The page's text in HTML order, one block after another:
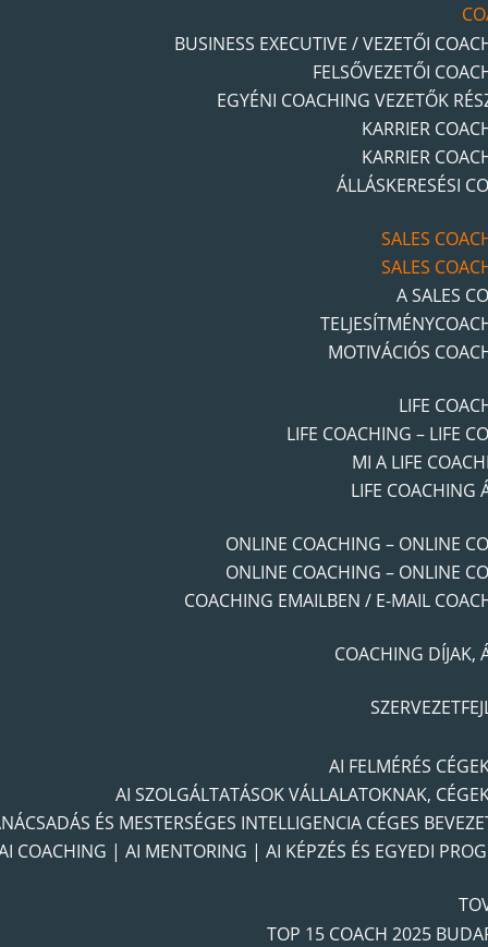
BUSINESS EXECUTIVE / VEZETŐI
FELSŐVEZETŐI
EGYÉNI COACHING VEZETŐK
KARRIER
KARRIER
ÁLLÁSKERESÉSI
SALES
SALES
A SALES
MOTIVÁCIÓS
LIFE
LIFE COACHING – LIFE
MI A LIFE
LIFE COACHING
ONLINE COACHING – ONLINE
ONLINE COACHING – ONLINE
COACHING EMAILBEN / E-MAIL
COACHING DÍJAK,
AI FELMÉRÉS
AI SZOLGÁLTATÁSOK VÁLLALATOKNAK,
ÉS MESTERSÉGES INTELLIGENCIA CÉGES
COACHING | AI MENTORING | AI KÉPZÉS ÉS EGYEDI
TOP 15 COACH 2025